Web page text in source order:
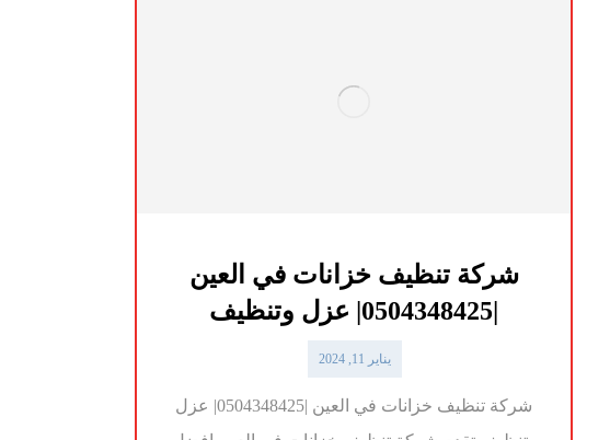
شركة تنظيف خزانات في العين
يناير 11, 2024
شركة تنظيف خزانات في العين |0504348425| عزل